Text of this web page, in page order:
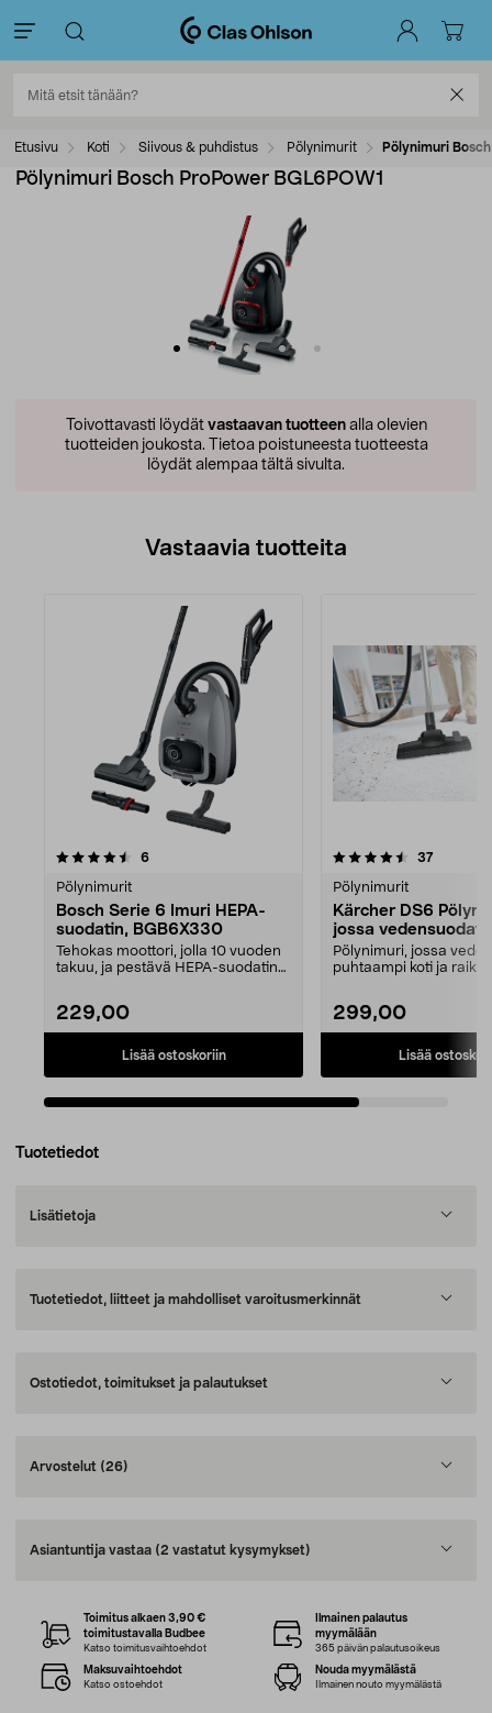
Etusivu Koti Siivous & puhdistus Pölynimurit Pölynimuri
Pölynimuri Bosch ProPower BGL6POW1
Toivottavasti löydät vastaavan tuotteenalla olevien
tuotteiden joukosta. Tietoa poistuneesta tuotteesta
löydät alempaa tältä sivulta.
Vastaavia tuotteita
6arvostelut
Pölynimurit
Bosch Serie 6 Imuri HEPA-
suodatin, BGB6X330
Tehokas moottori, jolla 10 vuoden
takuu, ja pestävä HEPA-suodatin
229,00
Lisää ostoskoriin
4.5viidestä
37
Pölynimurit
Kärcher DS6
jossa
Pölynimuri, jossa
puhtaampi koti ja
299,00
Lisää
Tuotetiedot
Lisätietoja
Tuotetiedot, liitteet ja mahdolliset varoitusmerkinnät
Ostotiedot, toimitukset ja palautukset
Arvostelut (26)
Asiantuntija vastaa (2 vastatut kysymykset)
Toimitus alkaen 3,90 €
toimitustavalla Budbee
Katso toimitusvaihtoehdot
Ilmainen palautus
myymälään
365 päivän palautusoikeus
Maksuvaihtoehdot
Katso ostoehdot
Nouda myymälästä
Ilmainen nouto myymälästä